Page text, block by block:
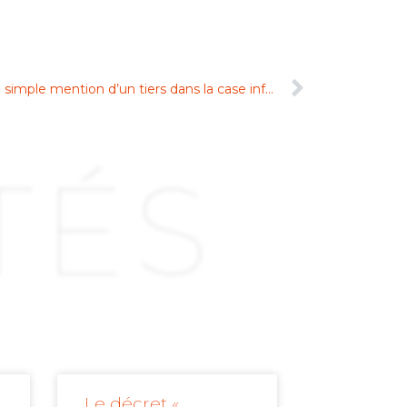
Indépendance et impartialité : la simple mention d’un tiers dans la case information sheet n’impose pas à l’arbitre de révéler ses liens avec ce tiers